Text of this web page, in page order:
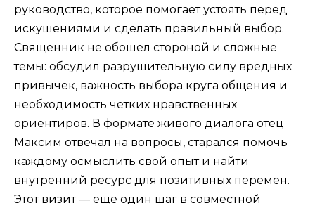
руководство, которое помогает устоять перед
искушениями и сделать правильный выбор.
Священник не обошел стороной и сложные
темы: обсудил разрушительную силу вредных
привычек, важность выбора круга общения и
необходимость четких нравственных
ориентиров. В формате живого диалога отец
Максим отвечал на вопросы, старался помочь
каждому осмыслить свой опыт и найти
внутренний ресурс для позитивных перемен.
Этот визит — еще один шаг в совместной